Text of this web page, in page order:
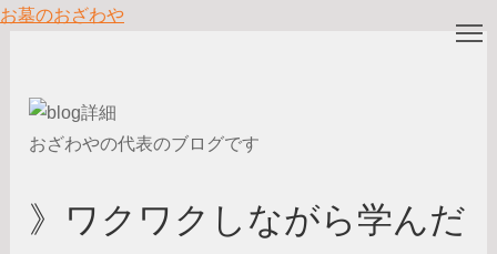
お墓のおざわや
おざわやの代表のブログです
》ワクワクしながら学んだ